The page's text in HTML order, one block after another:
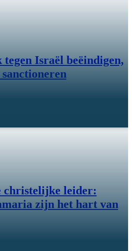
tegen Israël beëindigen,
christelijke leider:
zijn het hart van